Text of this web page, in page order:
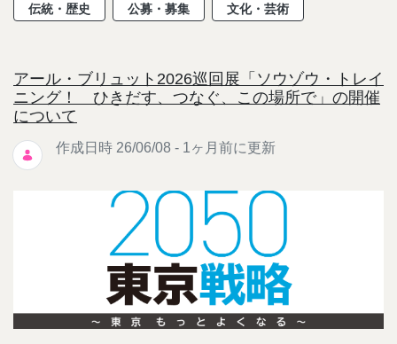
伝統・歴史 公募・募集 文化・芸術
アール・ブリュット2026巡回展「ソウゾウ・トレイ
ニング！ ひきだす、つなぐ、この場所で」の開催
について
作成日時 26/06/08 - 1ヶ月前に更新